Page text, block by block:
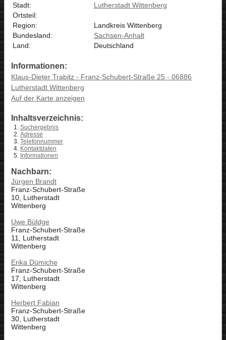
Stadt:
Lutherstadt Wittenberg
Ortsteil:
Region:
Landkreis Wittenberg
Bundesland:
Sachsen-Anhalt
Land:
Deutschland
Informationen:
Klaus-Dieter Trabitz - Franz-Schubert-Straße 25 - 06886
Lutherstadt Wittenberg
Auf der Karte anzeigen
Inhaltsverzeichnis:
Suchergebnis
Adresse
Telefonnummer
Kontaktdaten
Informationen
Nachbarn:
Jürgen Brandt
Franz-Schubert-Straße
10, Lutherstadt
Wittenberg
Uwe Büldge
Franz-Schubert-Straße
11, Lutherstadt
Wittenberg
Erika Dümiche
Franz-Schubert-Straße
17, Lutherstadt
Wittenberg
Herbert Fabian
Franz-Schubert-Straße
30, Lutherstadt
Wittenberg